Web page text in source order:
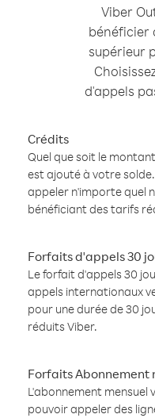
Viber
bénéficier
supérieur
d'appels
Crédits
Quel que soit le
est ajouté à votre
appeler n'importe quel
bénéficiant des tarifs
Forfaits d'appels 30
Le forfait d'appels 30
appels internationaux
pour une durée de 30
réduits Viber.
Forfaits Abonnement
L'abonnement mensuel
pouvoir appeler des